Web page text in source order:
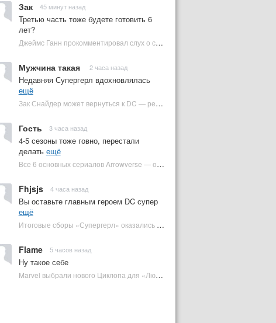
Зак 45 минут назад
Третью часть тоже будете готовить 6
лет?
Джеймс Ганн прокомментировал слух о съемках «Бэтмена 3» | Plugged In Ru
Мужчина такая 2 часа назад
Недавняя Супергерл вдохновлялась
ещё
Зак Снайдер может вернуться к DC — режиссер общался с Warner Bros. (фото) | Plugged In Ru
Гость 3 часа назад
4-5 сезоны тоже говно, перестали
делать ещё
Все 6 основных сериалов Arrowverse — от худшего к лучшему | Plugged In Ru
Fhjsjs 4 часа назад
Вы оставьте главным героем DC супер
ещё
Итоговые сборы «Супергерл» оказались худшими для DC за два десятилетия | Plugged In Ru
Flame 5 часов назад
Ну такое себе
Marvel выбрали нового Циклопа для «Людей Икс» | Plugged In Ru